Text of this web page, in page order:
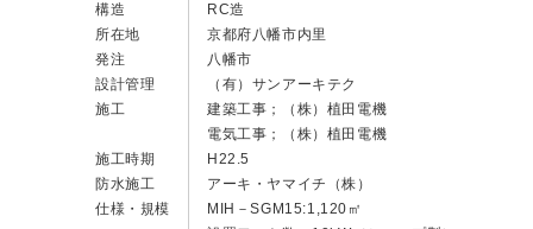
構造
RC造
所在地
京都府八幡市内里
発注
八幡市
設計管理
（有）サンアーキテク
施工
建築工事；（株）植田電機
電気工事；（株）植田電機
施工時期
H22.5
防水施工
アーキ・ヤマイチ（株）
仕様・規模
MIH－SGM15:1,120㎡